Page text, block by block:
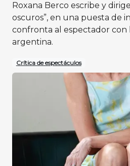
Roxana Berco escribe y
oscuros”, en una puesta de
confronta al espectador con
argentina.
Crítica de espectáculos